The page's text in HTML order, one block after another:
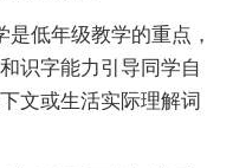
低年级教学的重点，
识字能力引导同学自
文或生活实际理解词